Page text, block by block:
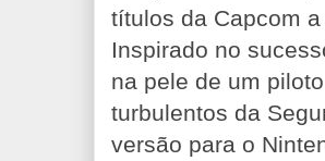
títulos da Capcom
Inspirado no
na pele de um
turbulentos da
versão para o